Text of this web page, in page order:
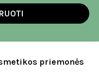
priemonės